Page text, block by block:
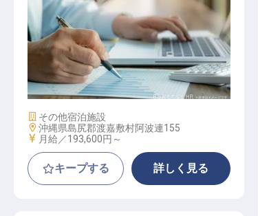
宅配事業スタッフ
施設業態
その他宿泊施設
勤務地
沖縄県島尻郡渡嘉敷村阿波連155
給与
月給／193,600円～
キープする 詳しく見る